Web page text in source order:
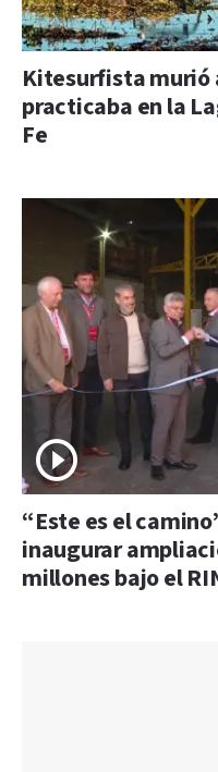
Kitesurfista murió
practicaba en la
Fe
“Este es el
inaugurar
millones bajo el